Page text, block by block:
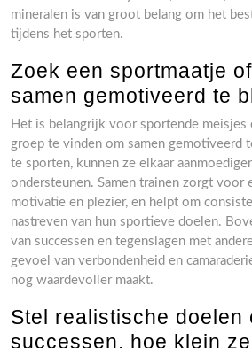
mineralen is van groot belang om het
tijdens het sporten.
Zoek een sportmaatje
samen gemotiveerd te
Het is belangrijk voor sportende meisjes
groep te vinden om samen gemotiveerd
te sporten, kunnen ze elkaar
ondersteunen. Samen trainen zorgt voor
motivatie en plezier, en helpt om
nastreven van hun sportieve doelen.
van successen en tegenslagen met
gevoel van verbondenheid en
nog waardevoller maakt.
Stel realistische doelen
successen, hoe klein